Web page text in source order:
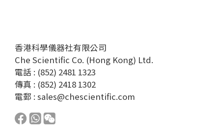
香港科學儀器社有限公司
Che Scientific Co. (Hong Kong) Ltd.
電話 : (852) 2481 1323
傳真 : (852) 2418 1302
電郵 : sales@chescientific.com